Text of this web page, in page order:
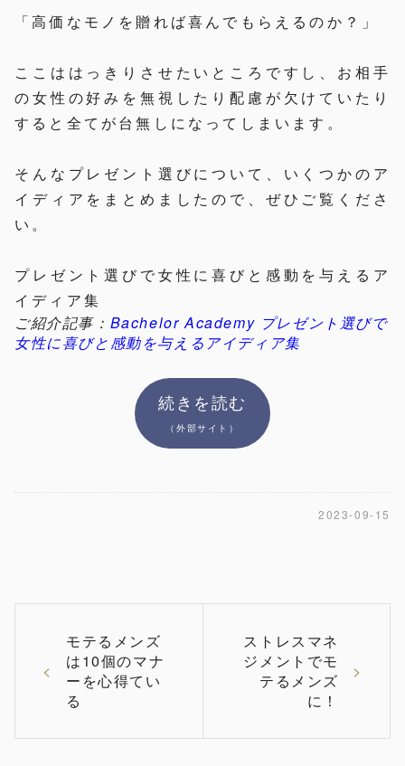
「高価なモノを贈れば喜んでもらえるのか？」
ここははっきりさせたいところですし、お相手
の女性の好みを無視したり配慮が欠けていたり
すると全てが台無しになってしまいます。
そんなプレゼント選びについて、いくつかのア
イディアをまとめましたので、ぜひご覧くださ
い。
プレゼント選びで女性に喜びと感動を与えるア
イディア集
ご紹介記事： Bachelor Academy プレゼント選びで
女性に喜びと感動を与えるアイディア集
続きを読む
（外部サイト）
2023-09-15
モテるメンズ
は10個のマナ
ーを⼼得てい
る
ストレスマネ
ジメントでモ
テるメンズ
に！